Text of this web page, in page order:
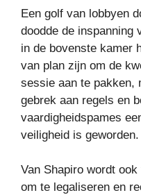
Een golf van lobbyen
doodde de inspanning
in de bovenste kamer
van plan zijn om de
sessie aan te pakken,
gebrek aan regels en
vaardigheidspames
veiligheid is geworden.
Van Shapiro wordt
om te legaliseren en